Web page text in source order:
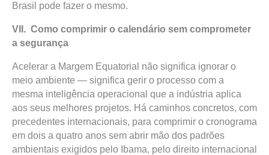
Brasil pode fazer o mesmo.
VII. Como comprimir o calendário sem comprometer
a segurança
Acelerar a Margem Equatorial não significa ignorar o
meio ambiente — significa gerir o processo com a
mesma inteligência operacional que a indústria aplica
aos seus melhores projetos. Há caminhos concretos, com
precedentes internacionais, para comprimir o cronograma
em dois a quatro anos sem abrir mão dos padrões
ambientais exigidos pelo Ibama, pelo direito internacional